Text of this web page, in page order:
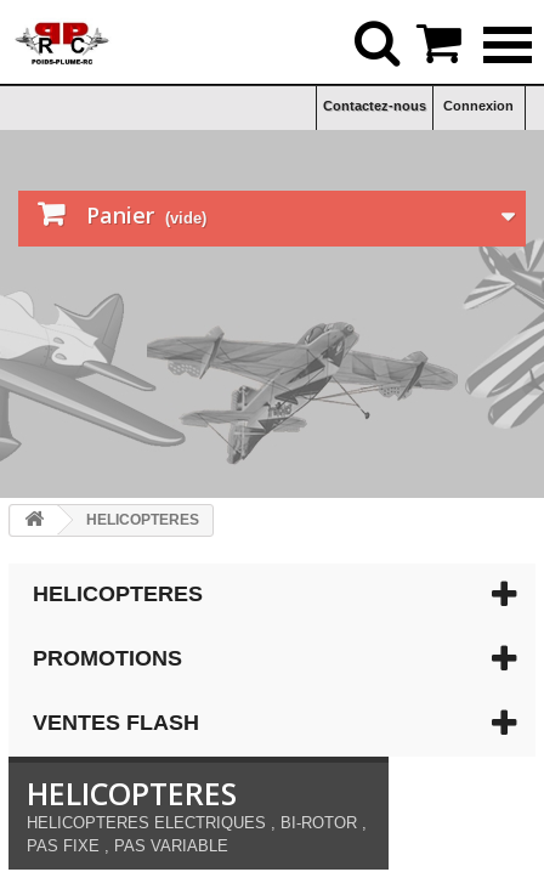
Connexion
Contactez-nous
Panier (vide)
HELICOPTERES
HELICOPTERES
PROMOTIONS
VENTES FLASH
HELICOPTERES
HELICOPTERES ELECTRIQUES , BI-ROTOR ,
PAS FIXE , PAS VARIABLE
 
